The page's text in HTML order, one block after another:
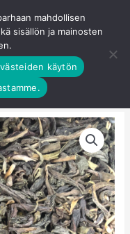
0
mahdollisen
sisällön ja mainosten
käytön